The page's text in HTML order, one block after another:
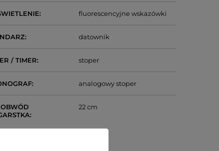
fluorescencyjne wskazówki
datownik
/ TIMER stoper
analogowy stoper
22 cm